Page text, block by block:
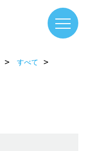
すべて